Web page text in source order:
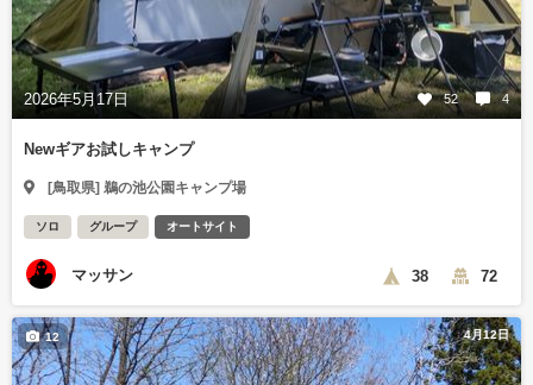
2026年5月17日 52 4
Newギアお試しキャンプ
[鳥取県] 鵜の池公園キャンプ場
ソロ グループ オートサイト
マッサン 38 72
4月12日
12